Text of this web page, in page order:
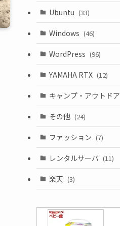
Ubuntu (33)
Windows (46)
WordPress (96)
(10)
YAMAHA RTX (12)
キャンプ・アウトドア
(1)
(1)
その他 (24)
ファッション (7)
(3)
レンタルサーバ (11)
(6)
楽天 (3)